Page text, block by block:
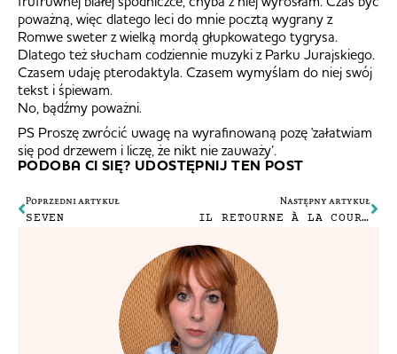
poważną, więc dlatego leci do mnie pocztą wygrany z
Romwe sweter z wielką mordą głupkowatego tygrysa.
Dlatego też słucham codziennie muzyki z Parku Jurajskiego.
Czasem udaję pterodaktyla. Czasem wymyślam do niej swój
tekst i śpiewam.
No, bądźmy poważni.
PS Proszę zwrócić uwagę na wyrafinowaną pozę 'załatwiam
się pod drzewem i liczę, że nikt nie zauważy’.
PODOBA CI SIĘ? UDOSTĘPNIJ TEN POST
Poprzedni artykuł
SEVEN
Następny artykuł
IL RETOURNE À LA COUR DE PHILIPPE LE BON